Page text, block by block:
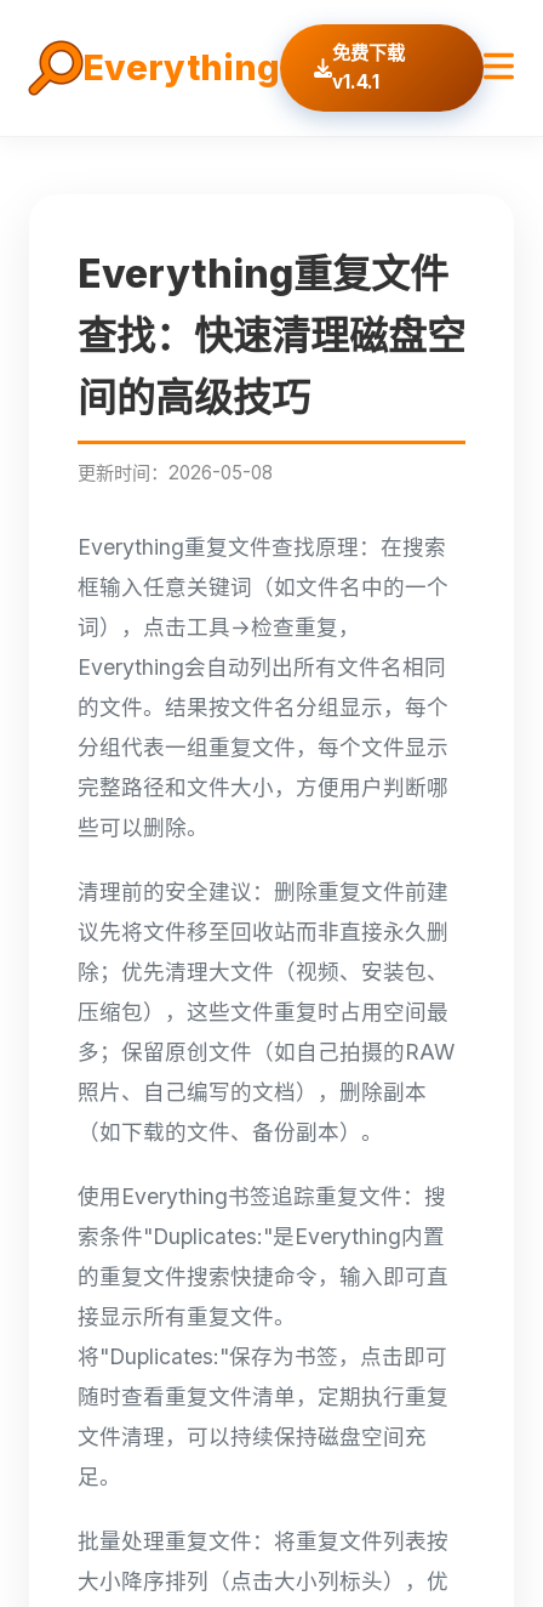
Everything
免费下载
v1.4.1
Everything重复文件
查找：快速清理磁盘空
间的高级技巧
更新时间：2026-05-08
Everything重复文件查找原理：在搜索
框输入任意关键词（如文件名中的一个
词），点击工具→检查重复，
Everything会自动列出所有文件名相同
的文件。结果按文件名分组显示，每个
分组代表一组重复文件，每个文件显示
完整路径和文件大小，方便用户判断哪
些可以删除。
清理前的安全建议：删除重复文件前建
议先将文件移至回收站而非直接永久删
除；优先清理大文件（视频、安装包、
压缩包），这些文件重复时占用空间最
多；保留原创文件（如自己拍摄的RAW
照片、自己编写的文档），删除副本
（如下载的文件、备份副本）。
使用Everything书签追踪重复文件：搜
索条件"Duplicates:"是Everything内置
的重复文件搜索快捷命令，输入即可直
接显示所有重复文件。
将"Duplicates:"保存为书签，点击即可
随时查看重复文件清单，定期执行重复
文件清理，可以持续保持磁盘空间充
足。
批量处理重复文件：将重复文件列表按
大小降序排列（点击大小列标头），优